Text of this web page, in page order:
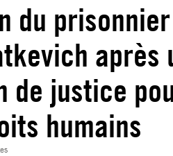
du prisonnier
après
de justice
humains